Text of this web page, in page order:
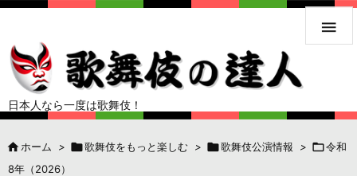
日本人なら一度は歌舞伎！

 ホーム > 歌舞伎をもっと楽しむ > 歌舞伎公演情報 > 令和
8年（2026）